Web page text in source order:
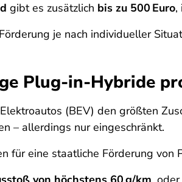
gibt es zusätzlich bis zu 500 Euro,
je nach individueller
Plug-in-Hybride
(BEV) den größten
– allerdings nur eingeschränkt.
für eine staatliche Förderung von